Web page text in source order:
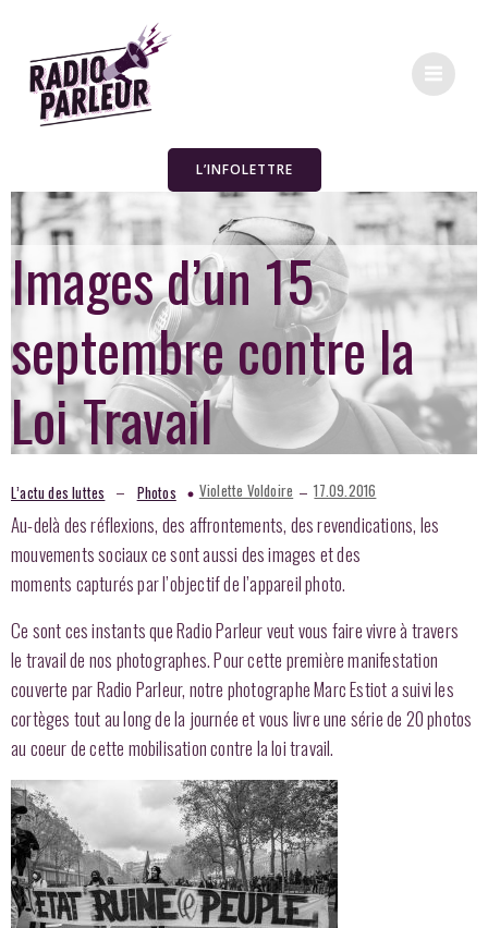
L’INFOLETTRE
Images d’un 15
septembre contre la
Loi Travail
L’actu des luttes – Photos Violette Voldoire – 17.09.2016
Au-delà des réflexions, des affrontements, des revendications, les
mouvements sociaux ce sont aussi des images et des
moments capturés par l’objectif de l’appareil photo.
Ce sont ces instants que Radio Parleur veut vous faire vivre à travers
le travail de nos photographes. Pour cette première manifestation
couverte par Radio Parleur, notre photographe Marc Estiot a suivi les
cortèges tout au long de la journée et vous livre une série de 20 photos
au coeur de cette mobilisation contre la loi travail.